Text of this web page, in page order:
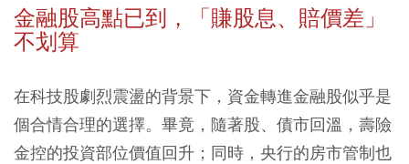
金融股高點已到，「賺股息、賠價差」
不划算
在科技股劇烈震盪的背景下，資金轉進金融股似乎是
個合情合理的選擇。畢竟，隨著股、債市回溫，壽險
金控的投資部位價值回升；同時，央行的房市管制也